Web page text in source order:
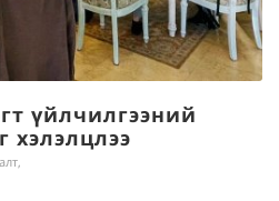
үйлчилгээний
хэлэлцлээ
,